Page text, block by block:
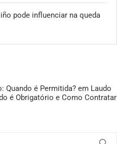
pode influenciar na queda
Quando é Permitida? em Laudo
é Obrigatório e Como Contratar